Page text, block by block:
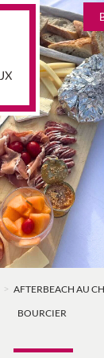
> AFTERBEACH AU
BOURCIER